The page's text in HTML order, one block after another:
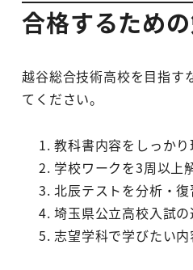
合格するため
越谷総合技術高校を目指す
てください。
教科書内容をしっかり
学校ワークを3周以上
北辰テストを分析・復
埼玉県公立高校入試
志望学科で学びたい